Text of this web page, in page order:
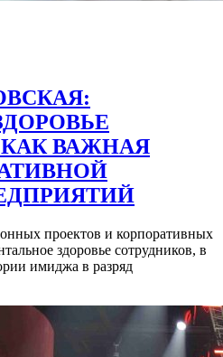
ВАЖНАЯ
проектов и корпоративных
здоровье сотрудников, в
имиджа в разряд